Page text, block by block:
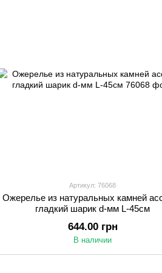
Артикул: 76068
Ожерелье из натуральных камней
гладкий шарик d-мм L-45см
644.00 грн
В наличии